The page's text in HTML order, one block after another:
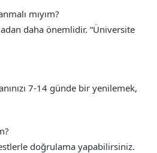
mıyım?
daha önemlidir. “Üniversite
7-14 günde bir yenilemek,
doğrulama yapabilirsiniz.